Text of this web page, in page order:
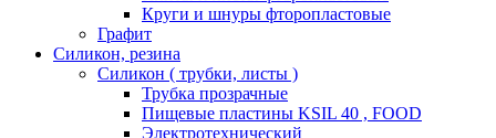
Круги и шнуры фторопластовые
Графит
Силикон, резина
Силикон ( трубки, листы )
Трубка прозрачные
Пищевые пластины KSIL 40 , FOOD
Электротехнический